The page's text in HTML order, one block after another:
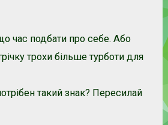
час подбати про себе. Або
трохи більше турботи для
такий знак? Пересилай